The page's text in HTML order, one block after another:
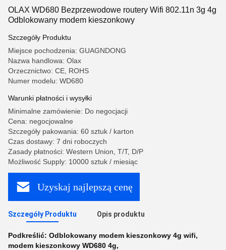
OLAX WD680 Bezprzewodowe routery Wifi 802.11n 3g 4g
Odblokowany modem kieszonkowy
Szczegóły Produktu
Miejsce pochodzenia: GUAGNDONG
Nazwa handlowa: Olax
Orzecznictwo: CE, ROHS
Numer modelu: WD680
Warunki płatności i wysyłki
Minimalne zamówienie: Do negocjacji
Cena: negocjowalne
Szczegóły pakowania: 60 sztuk / karton
Czas dostawy: 7 dni roboczych
Zasady płatności: Western Union, T/T, D/P
Możliwość Supply: 10000 sztuk / miesiąc
Uzyskaj najlepszą cenę
Szczegóły Produktu Opis produktu
Podkreślić: Odblokowany modem kieszonkowy 4g wifi,
modem kieszonkowy WD680 4g,